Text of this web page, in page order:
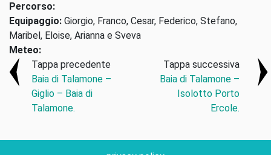
Percorso:
Equipaggio: Giorgio, Franco, Cesar, Federico, Stefano,
Maribel, Eloise, Arianna e Sveva
Meteo:
Tappa precedente
Baia di Talamone –
Giglio – Baia di
Talamone.
Tappa successiva
Baia di Talamone –
Isolotto Porto
Ercole.